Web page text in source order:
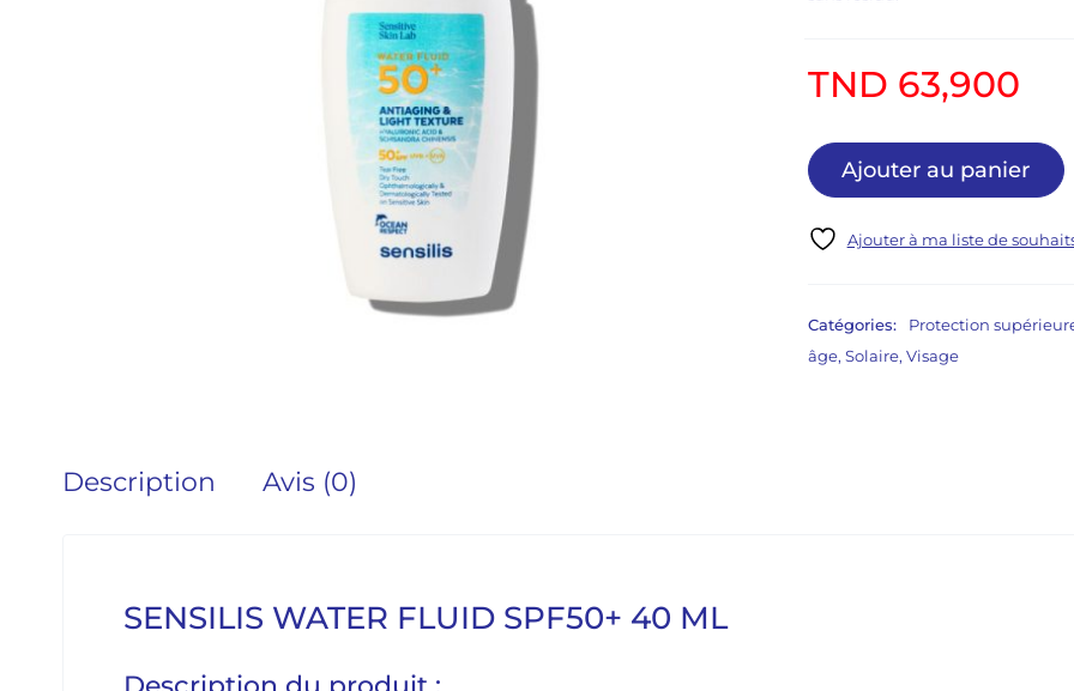
TND 63,900
Ajouter au panier
Catégories: Protection
âge, Solaire, Visage
Description Avis (0)
SENSILIS WATER FLUID SPF50+ 40 ML